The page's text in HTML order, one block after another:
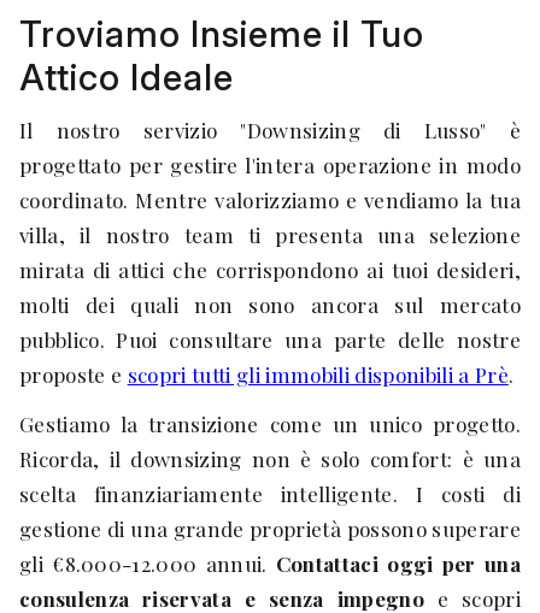
Troviamo Insieme il Tuo
Attico Ideale
Il nostro servizio "Downsizing di Lusso" è
progettato per gestire l'intera operazione in modo
coordinato. Mentre valorizziamo e vendiamo la tua
villa, il nostro team ti presenta una selezione
mirata di attici che corrispondono ai tuoi desideri,
molti dei quali non sono ancora sul mercato
pubblico. Puoi consultare una parte delle nostre
proposte e scopri tutti gli immobili disponibili a Prè.
Gestiamo la transizione come un unico progetto.
Ricorda, il downsizing non è solo comfort: è una
scelta finanziariamente intelligente. I costi di
gestione di una grande proprietà possono superare
gli €8.000-12.000 annui. Contattaci oggi per una
consulenza riservata e senza impegnoe scopri